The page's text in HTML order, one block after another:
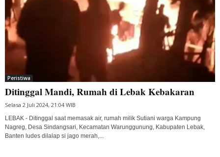
Peristiwa
Ditinggal Mandi, Rumah di Lebak Kebakaran
Selasa 2 Juli 2024, 21:04 WIB
LEBAK - Ditinggal saat memasak air, rumah milik Sutiani warga Kampung
Nagreg, Desa Sindangsari, Kecamatan Warunggunung, Kabupaten Lebak,
Banten ludes dilalap si jago merah,...